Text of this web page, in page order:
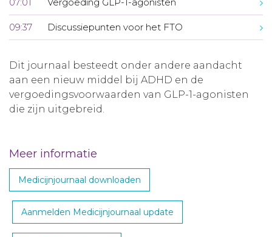
09:37 Discussiepunten voor het FTO
Dit journaal besteedt onder andere aandacht
aan een nieuw middel bij ADHD en de
vergoedingsvoorwaarden van GLP-1-agonisten
die zijn uitgebreid.
Meer informatie
Medicijnjournaal downloaden
Aanmelden Medicijnjournaal update